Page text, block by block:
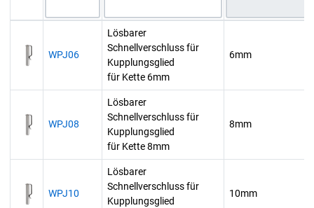
WPJ06
Lösbarer
Schnellverschluss für
Kupplungsglied
für Kette 6mm
6mm
WPJ08
Lösbarer
Schnellverschluss für
Kupplungsglied
für Kette 8mm
8mm
WPJ10
Lösbarer
Schnellverschluss für
Kupplungsglied
10mm